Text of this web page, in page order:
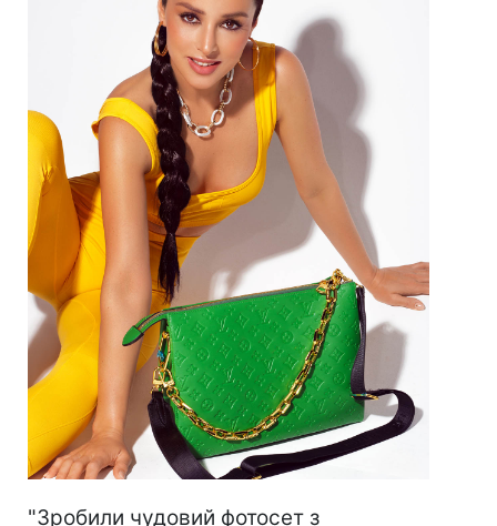
"Зробили чудовий фотосет з